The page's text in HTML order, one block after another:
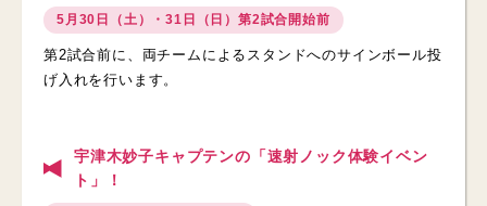
5月30日（土）・31日（日）第2試合開始前
第2試合前に、両チームによるスタンドへのサインボール投
げ入れを行います。
宇津木妙子キャプテンの「速射ノック体験イベン
ト」！